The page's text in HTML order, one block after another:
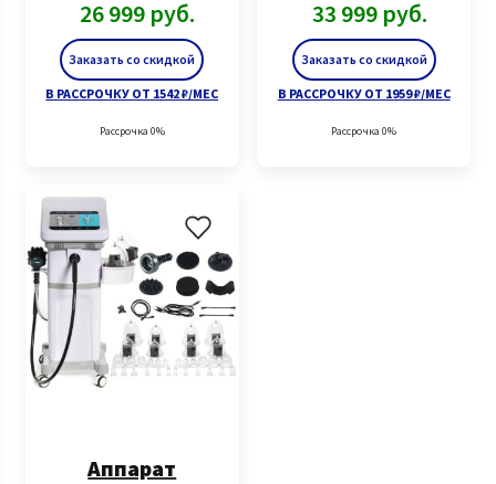
Заказать со скидкой
26 999 руб.
В РАССРОЧКУ ОТ 1542 ₽/МЕС
Рассрочка 0%
Заказать со скидкой
33 999 руб.
В РАССРОЧКУ ОТ 1959 ₽/МЕС
Рассрочка 0%
Аппарат